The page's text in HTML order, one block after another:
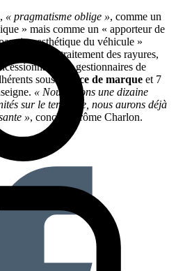
« pragmatisme oblige », comme un
» mais comme un « apporteur de
esthétique du véhicule »
intérieure, traitement des rayures,
et gestionnaires de
souslicence de marque et 7
« Nous visons une dizaine
sur le territoire, nous aurons déjà
», conclut Jérôme Charlon.